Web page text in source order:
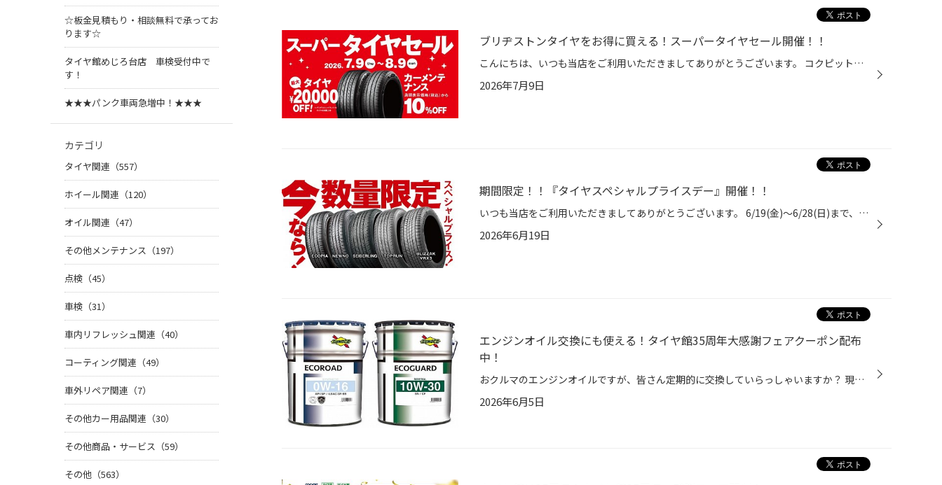
ブリヂストンタイヤをお得に買える！スーパータイヤセール開催！！
こんにちは、いつも当店をご利用いただきましてありがとうございます。 コクピット・タイヤ館では、ブリヂストンタイヤをお得に買える！ スーパータイヤセールを7月9日(木)から8月9日(日)まで開催いたします！ ブリヂストンのタイヤを4本ご購入で最大20,000円引き！ タイヤをお得にご購入頂けるチャ...
2026年7月9日
期間限定！！『タイヤスペシャルプライスデー』開催！！
いつも当店をご利用いただきましてありがとうございます。 6/19(金)～6/28(日)まで、コクピット・タイヤ館におきまして、 期間限定！ サイズ限定！！ 数量限定！！！ お得にお買い求めいただける、「タイヤスペシャルプライスデー」がスタートします！ お得なタイヤのご紹介！！ ワゴンR、N-BOX、タ...
2026年6月19日
エンジンオイル交換にも使える！タイヤ館35周年大感謝フェアクーポン配布
中！
おクルマのエンジンオイルですが、皆さん定期的に交換していらっしゃいますか？ 現在、コクピット・タイヤ館では6/21(日)まで、タイヤ館35周年の大感謝キャンペーンを開催中です。 期間中にエンジンオイルなどのメンテナンス商品が10％OFFになるクーポンやウォッシャー液の 無料補充チケットなど、...
2026年6月5日
☆板金見積もり・相談無料で承ってお
ります☆
タイヤ館めじろ台店 車検受付中で
す！
★★★パンク車両急増中！★★★
カテゴリ
タイヤ関連（557）
ホイール関連（120）
オイル関連（47）
その他メンテナンス（197）
点検（45）
車検（31）
車内リフレッシュ関連（40）
コーティング関連（49）
車外リペア関連（7）
その他カー用品関連（30）
その他商品・サービス（59）
その他（563）